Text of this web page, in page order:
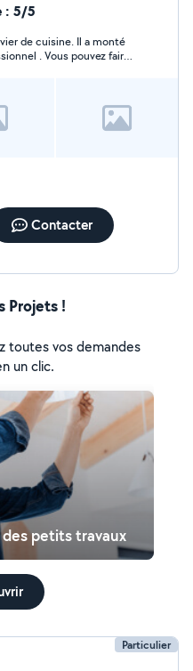
prestations sur
: 5/5
de cuisine. Il a monté
. Vous pouvez faire
Contacter
Projets !
toutes vos demandes
un clic.
petits travaux
Particulier